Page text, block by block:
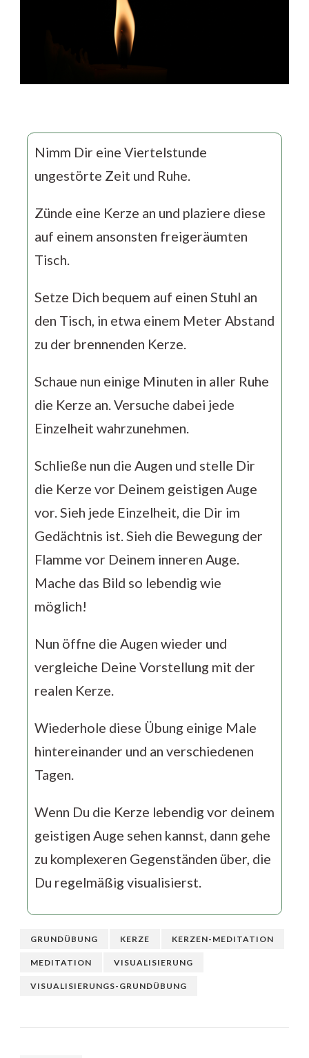
Nimm Dir eine Viertelstunde
ungestörte Zeit und Ruhe.
Zünde eine Kerze an und plaziere diese
auf einem ansonsten freigeräumten
Tisch.
Setze Dich bequem auf einen Stuhl an
den Tisch, in etwa einem Meter Abstand
zu der brennenden Kerze.
Schaue nun einige Minuten in aller Ruhe
die Kerze an. Versuche dabei jede
Einzelheit wahrzunehmen.
Schließe nun die Augen und stelle Dir
die Kerze vor Deinem geistigen Auge
vor. Sieh jede Einzelheit, die Dir im
Gedächtnis ist. Sieh die Bewegung der
Flamme vor Deinem inneren Auge.
Mache das Bild so lebendig wie
möglich!
Nun öffne die Augen wieder und
vergleiche Deine Vorstellung mit der
realen Kerze.
Wiederhole diese Übung einige Male
hintereinander und an verschiedenen
Tagen.
Wenn Du die Kerze lebendig vor deinem
geistigen Auge sehen kannst, dann gehe
zu komplexeren Gegenständen über, die
Du regelmäßig visualisierst.
GRUNDÜBUNG KERZE KERZEN-MEDITATION
MEDITATION VISUALISIERUNG
VISUALISIERUNGS-GRUNDÜBUNG